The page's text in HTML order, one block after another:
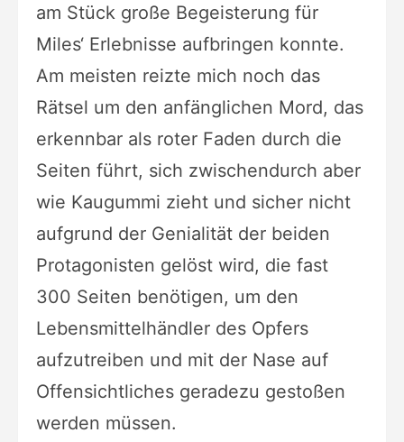
am Stück große Begeisterung für
Miles‘ Erlebnisse aufbringen konnte.
Am meisten reizte mich noch das
Rätsel um den anfänglichen Mord, das
erkennbar als roter Faden durch die
Seiten führt, sich zwischendurch aber
wie Kaugummi zieht und sicher nicht
aufgrund der Genialität der beiden
Protagonisten gelöst wird, die fast
300 Seiten benötigen, um den
Lebensmittelhändler des Opfers
aufzutreiben und mit der Nase auf
Offensichtliches geradezu gestoßen
werden müssen.